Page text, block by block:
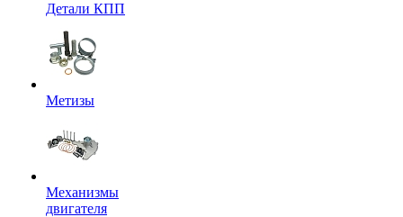
Детали КПП
Метизы
Механизмы
двигателя